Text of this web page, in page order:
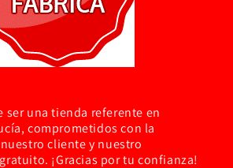
ser una tienda referente en
comprometidos con la
cliente y nuestro
¡Gracias por tu confianza!